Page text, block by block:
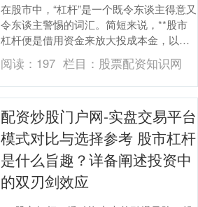
在股市中，“杠杆”是一个既令东谈主得意又
令东谈主警惕的词汇。简短来说，**股市
杠杆便是借用资金来放大投成本金，以取
得更大收益的操作模样**。它如兼并个金
融放大器....
阅读： 197 栏目： 股票配资知识网
配资炒股门户网-实盘交易平台
模式对比与选择参考 股市杠杆
是什么旨趣？详备阐述投资中
的双刃剑效应